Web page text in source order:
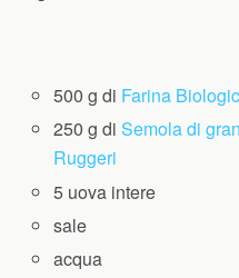
500 g di Farina
250 g diSemola di
Ruggeri
5 uova intere
sale
acqua